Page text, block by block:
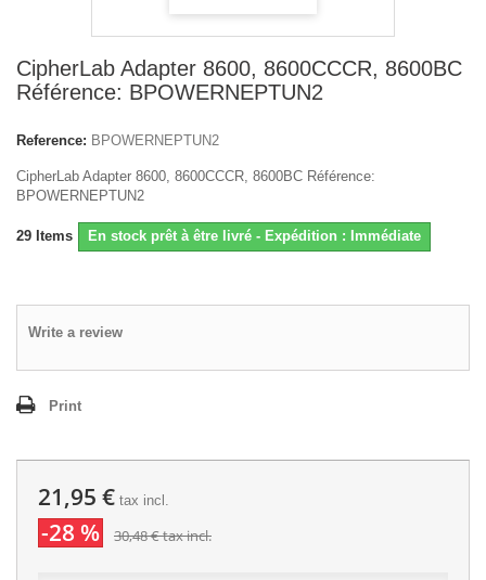
CipherLab Adapter 8600, 8600CCCR, 8600BC
Référence: BPOWERNEPTUN2
Reference: BPOWERNEPTUN2
CipherLab Adapter 8600, 8600CCCR, 8600BC Référence:
BPOWERNEPTUN2
29 Items En stock prêt à être livré - Expédition : Immédiate
Write a review
Print
21,95 € tax incl.
-28 % 30,48 €tax incl.